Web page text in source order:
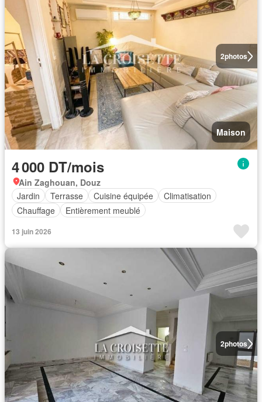
2photos
Maison
4 000 DT/mois
Ain Zaghouan, Douz
Jardin
Terrasse Cuisine équipée
Climatisation
Chauffage
Entièrement meublé
13 juin 2026
2photos